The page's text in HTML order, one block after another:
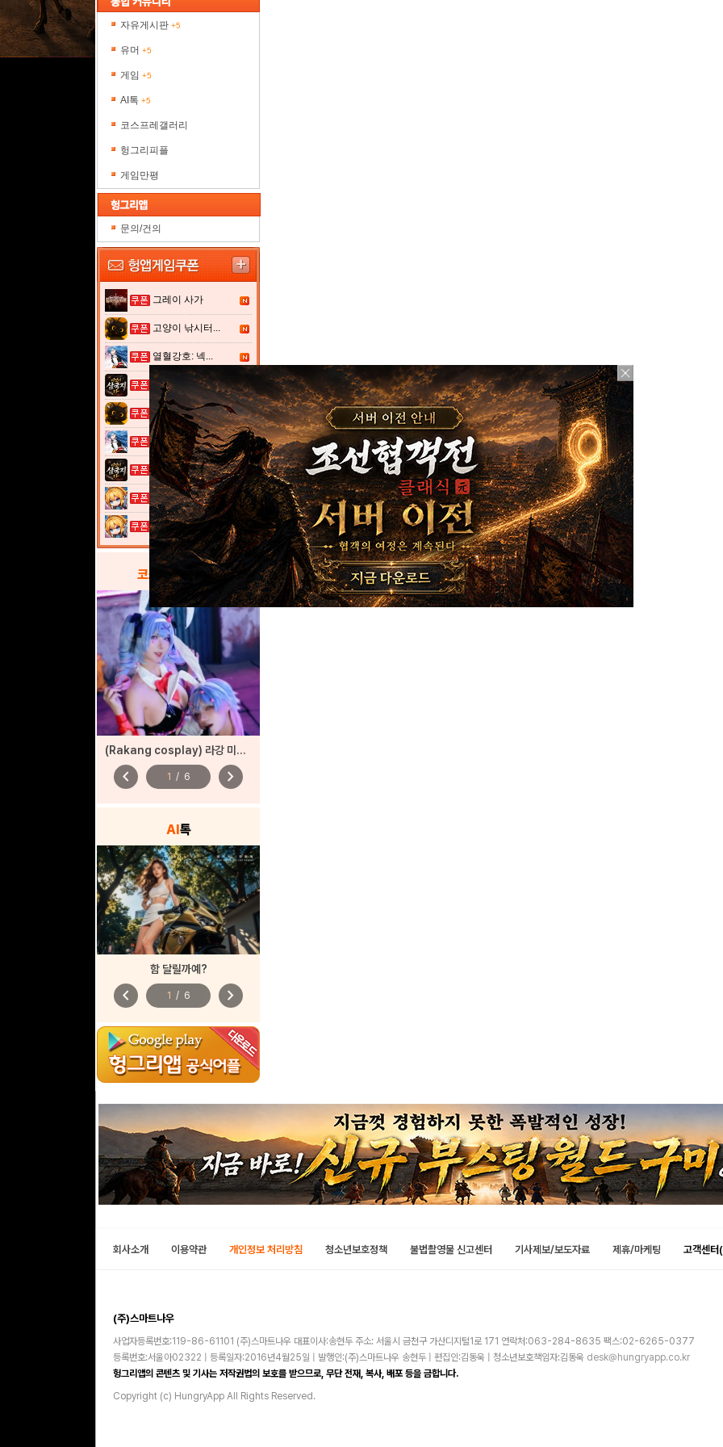
자유게시판 +5
유머 +5
게임 +5
AI톡 +5
코스프레갤러리
헝그리피플
게임만평
문의/건의
그레이 사가
고양이 낚시터...
열혈강호: 넥...
이것이 삼국지...
고양이 낚시터...
열혈강호: 넥...
이것이 삼국지...
여전사 키우기...
여전사 키우기...
코스프레 갤러리
(Rakang cosplay) 라강 미쿠 코스프레
chevron_left 1 / 6 chevron_right
AI톡
함 달릴까예?
chevron_left 1 / 6 chevron_right
회사소개 이용약관 개인정보 처리방침 청소년보호정책 불법촬영물 신고센터 기사제보/보도자료 제휴/마케팅 고객센
(주)스마트나우
사업자등록번호:119-86-61101 (주)스마트나우 대표이사:송현두 주소: 서울시 금천구 가산디지털1로 171 연락처:063-284-8635 팩스:02-6265-0377
등록번호:서울아02322 | 등록일자:2016년4월25일 | 발행인:(주)스마트나우 송현두 | 편집인:김동욱 | 청소년보호책임자:김동욱 desk@hungryapp.co.kr
헝그리앱의 콘텐츠 및 기사는 저작권법의 보호를 받으므로, 무단 전재, 복사, 배포 등을 금합니다.
Copyright (c) HungryApp All Rights Reserved.